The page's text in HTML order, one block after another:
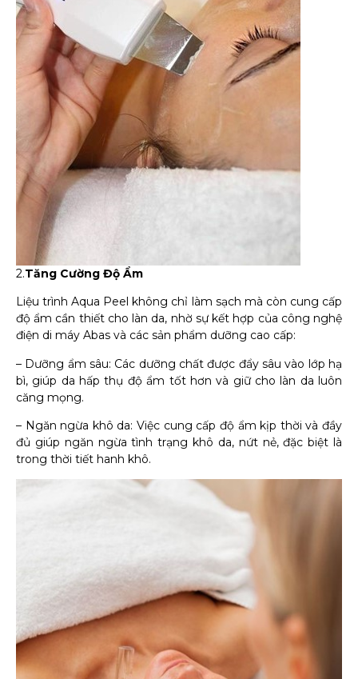
2.Tăng Cường Độ Ẩm
Liệu trình Aqua Peel không chỉ làm sạch mà còn cung cấp
độ ẩm cần thiết cho làn da, nhờ sự kết hợp của công nghệ
điện di máy Abas và các sản phẩm dưỡng cao cấp:
– Dưỡng ẩm sâu: Các dưỡng chất được đẩy sâu vào lớp hạ
bì, giúp da hấp thụ độ ẩm tốt hơn và giữ cho làn da luôn
căng mọng.
– Ngăn ngừa khô da: Việc cung cấp độ ẩm kịp thời và đầy
đủ giúp ngăn ngừa tình trạng khô da, nứt nẻ, đặc biệt là
trong thời tiết hanh khô.